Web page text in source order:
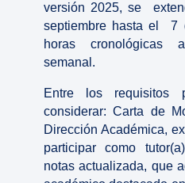
versión 2025, se
septiembre hasta el 7
horas cronológicas
semanal.
Entre los requisitos
considerar: Carta de
Dirección Académica,
participar como
notas actualizada, que